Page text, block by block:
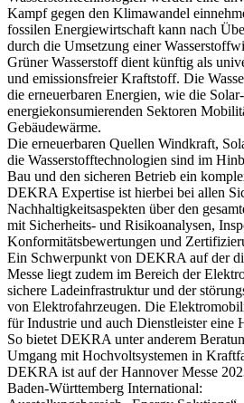
Kampf gegen den Klimawandel
fossilen Energiewirtschaft kann nach
durch die Umsetzung einer
Grüner Wasserstoff dient künftig als
und emissionsfreier Kraftstoff. Die
die erneuerbaren Energien, wie die
energiekonsumierenden Sektoren
Gebäudewärme.
Die erneuerbaren Quellen Windkraft,
die Wasserstofftechnologien sind im
Bau und den sicheren Betrieb ein
DEKRA Expertise ist hierbei bei allen
Nachhaltigkeitsaspekten über den
mit Sicherheits- und Risikoanalysen,
Konformitätsbewertungen und
Ein Schwerpunkt von DEKRA auf der
Messe liegt zudem im Bereich der
sichere Ladeinfrastruktur und der
von Elektrofahrzeugen. Die
für Industrie und auch Dienstleister eine
So bietet DEKRA unter anderem
Umgang mit Hochvoltsystemen in
DEKRA ist auf der Hannover Messe
Baden-Württemberg International: